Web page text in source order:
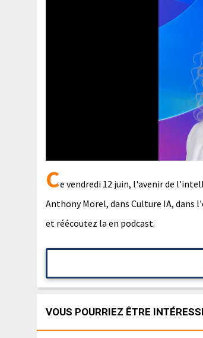
Ce vendredi 12 juin, l'avenir de
Anthony Morel, dans Culture IA, dans
et réécoutez la en podcast.
VOUS POURRIEZ ÊTRE